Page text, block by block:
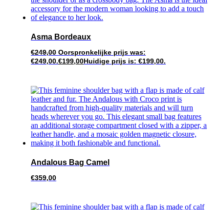
Asma Bordeaux
€249,00 Oorspronkelijke prijs was:
€249,00.€199,00Huidige prijs is: €199,00.
Andalous Bag Camel
€359,00